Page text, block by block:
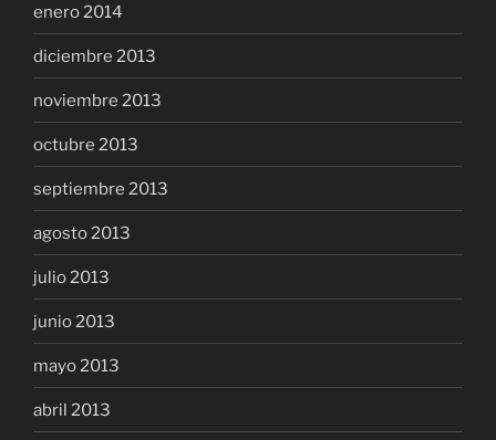
enero 2014
diciembre 2013
noviembre 2013
octubre 2013
septiembre 2013
agosto 2013
julio 2013
junio 2013
mayo 2013
abril 2013